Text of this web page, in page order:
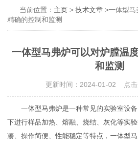
当前位置： 主页 >技术文章 >一体型马
精确的控制和监测
一体型马弗炉可以对炉膛温
和监测
更新时间：2024-01-02 点击
一体型马弗炉是一种常见的实验室设备
下进行样品加热、熔融、烧结、灰化等实
凑、操作简便、性能稳定等特点，一体型